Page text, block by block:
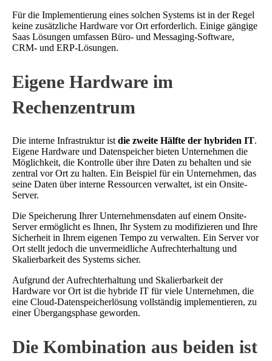
Für die Implementierung eines solchen Systems ist in der Regel
keine zusätzliche Hardware vor Ort erforderlich. Einige gängige
Saas Lösungen umfassen Büro- und Messaging-Software,
CRM- und ERP-Lösungen.
Eigene Hardware im
Rechenzentrum
Die interne Infrastruktur ist die zweite Hälfte der hybriden IT.
Eigene Hardware und Datenspeicher bieten Unternehmen die
Möglichkeit, die Kontrolle über ihre Daten zu behalten und sie
zentral vor Ort zu halten. Ein Beispiel für ein Unternehmen, das
seine Daten über interne Ressourcen verwaltet, ist ein Onsite-
Server.
Die Speicherung Ihrer Unternehmensdaten auf einem Onsite-
Server ermöglicht es Ihnen, Ihr System zu modifizieren und Ihre
Sicherheit in Ihrem eigenen Tempo zu verwalten. Ein Server vor
Ort stellt jedoch die unvermeidliche Aufrechterhaltung und
Skalierbarkeit des Systems sicher.
Aufgrund der Aufrechterhaltung und Skalierbarkeit der
Hardware vor Ort ist die hybride IT für viele Unternehmen, die
eine Cloud-Datenspeicherlösung vollständig implementieren, zu
einer Übergangsphase geworden.
Die Kombination aus beiden ist